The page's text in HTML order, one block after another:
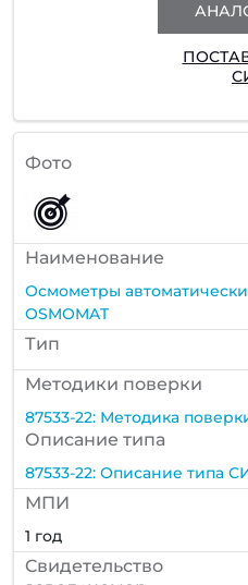
Фото
Наименование
Осмометры
OSMOMAT
Тип
Методики поверки
87533-22: Методика
Описание типа
87533-22: Описание типа
МПИ
1 год
Cвидетельство